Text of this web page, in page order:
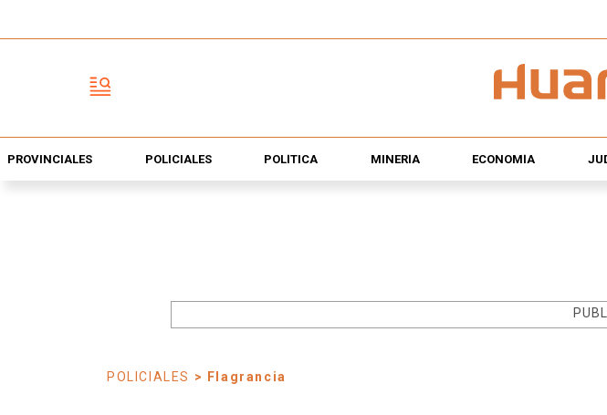
PROVINCIALES POLICIALES POLÍTICA MINERÍA ECONOMÍA
POLICIALES > Flagrancia